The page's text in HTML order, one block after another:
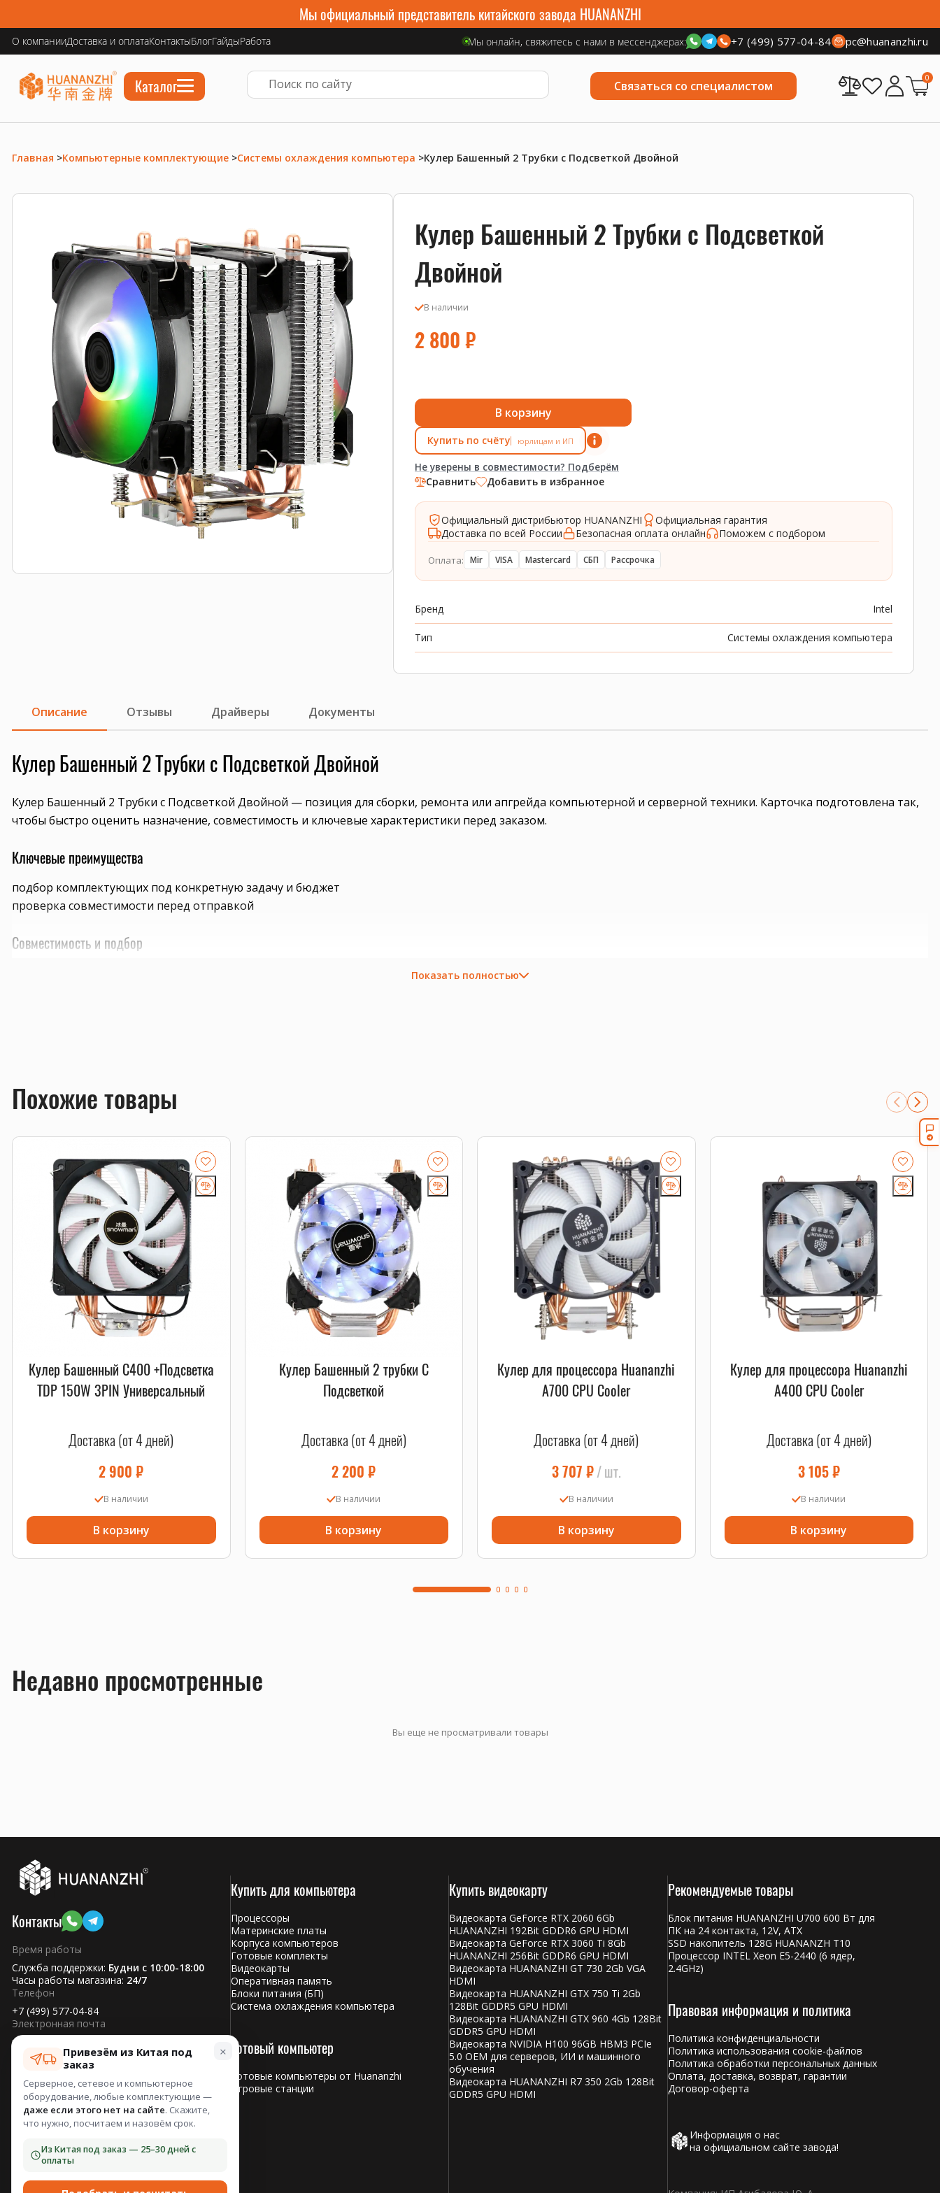
Мы официальный представитель китайского завода HUANANZHI
О компанииДоставка и оплатаКонтактыБлогГайдыРабота Мы онлайн, свяжитесь с нами в мессенджерах: +7 (499) 577-04-84 pc@huananzhi.ru
Каталог Связаться со специалистом
0
Главная >Компьютерные комплектующие >Системы охлаждения компьютера >Кулер Башенный 2 Трубки с Подсветкой Двойной
Кулер Башенный 2 Трубки с Подсветкой
Двойной
В наличии
2 800₽
В корзину
Купить по счёту юрлицам и ИП
Не уверены в совместимости? Подберём
Сравнить Добавить в избранное
Официальный дистрибьютор HUANANZHI
Официальная гарантия
Доставка по всей России
Безопасная оплата онлайн Поможем с подбором
Оплата: Mir VISA Mastercard СБП Рассрочка
Бренд Intel
Тип Системы охлаждения компьютера
Описание Отзывы Драйверы Документы
Кулер Башенный 2 Трубки с Подсветкой Двойной
Кулер Башенный 2 Трубки с Подсветкой Двойной — позиция для сборки, ремонта или апгрейда компьютерной и серверной техники. Карточка подготовлена так,
чтобы быстро оценить назначение, совместимость и ключевые характеристики перед заказом.
Ключевые преимущества
подбор комплектующих под конкретную задачу и бюджет
проверка совместимости перед отправкой
Совместимость и подбор
Если есть сомнения по совместимости, подберём подходящую плату, процессор, память, накопитель или серверную корзину под вашу конфигурацию. Для
Показать полностью
Похожие товары
Кулер Башенный C400 +Подсветка
TDP 150W 3PIN Универсальный
Доставка (от 4 дней)
2 900₽
В наличии
В корзину
Кулер Башенный 2 трубки С
Подсветкой
Доставка (от 4 дней)
2 200₽
В наличии
В корзину
Кулер для процессора Huananzhi
A700 CPU Cooler
Доставка (от 4 дней)
3 707 ₽ шт.
В наличии
В корзину
Кулер для процессора Huananzhi
A400 CPU Cooler
Доставка (от 4 дней)
3 105₽
В наличии
В корзину
Недавно просмотренные
Вы еще не просматривали товары
Контакты
Время работы
Служба поддержки: Будни с 10:00-18:00
Часы работы магазина: 24/7
Телефон
+7 (499) 577-04-84
Электронная почта
pc@huananzhi.ru
Адрес:
400081, Волгоград,
Ангарская ул., 17, офис 612
Сервисный центр
Телефон
Адрес:
Купить для компьютера
Процессоры
Материнские платы
Корпуса компьютеров
Готовые комплекты
Видеокарты
Оперативная память
Блоки питания (БП)
Система охлаждения компьютера
Готовый компьютер
Готовые компьютеры от Huananzhi
Игровые станции
Купить видеокарту
Видеокарта GeForce RTX 2060 6Gb
HUANANZHI 192Bit GDDR6 GPU HDMI
Видеокарта GeForce RTX 3060 Ti 8Gb
HUANANZHI 256Bit GDDR6 GPU HDMI
Видеокарта HUANANZHI GT 730 2Gb VGA
HDMI
Видеокарта HUANANZHI GTX 750 Ti 2Gb
128Bit GDDR5 GPU HDMI
Видеокарта HUANANZHI GTX 960 4Gb 128Bit
GDDR5 GPU HDMI
Видеокарта NVIDIA H100 96GB HBM3 PCIe
5.0 OEM для серверов, ИИ и машинного
обучения
Видеокарта HUANANZHI R7 350 2Gb 128Bit
GDDR5 GPU HDMI
Рекомендуемые товары
Блок питания HUANANZHI U700 600 Вт для
ПК на 24 контакта, 12V, ATX
SSD накопитель 128G HUANANZH T10
Процессор INTEL Xeon E5-2440 (6 ядер,
2.4GHz)
Правовая информация и политика
Политика конфиденциальности
Политика использования cookie-файлов
Политика обработки персональных данных
Оплата, доставка, возврат, гарантии
Договор-оферта
Информация о нас
на официальном сайте завода!
×
Привезём из Китая под
заказ
Серверное, сетевое и компьютерное
оборудование, любые комплектующие —
даже если этого нет на сайте. Скажите,
что нужно, посчитаем и назовём срок.
Из Китая под заказ — 25–30 дней с
оплаты